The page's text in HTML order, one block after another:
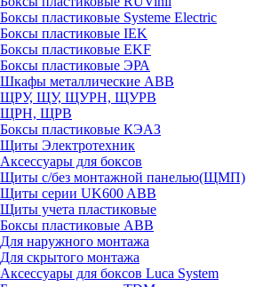
Боксы пластиковые Systeme Electric
Боксы пластиковые IEK
Боксы пластиковые EKF
Боксы пластиковые ЭРА
Шкафы металлические ABB
ЩРУ, ЩУ, ЩУРН, ЩУРВ
ЩРН, ЩРВ
Боксы пластиковые КЭАЗ
Щиты Электротехник
Аксессуары для боксов
Щиты с/без монтажной панелью(ЩМП)
Щиты серии UK600 ABB
Щиты учета пластиковые
Боксы пластиковые ABB
Для наружного монтажа
Для скрытого монтажа
Аксессуары для боксов Luca System